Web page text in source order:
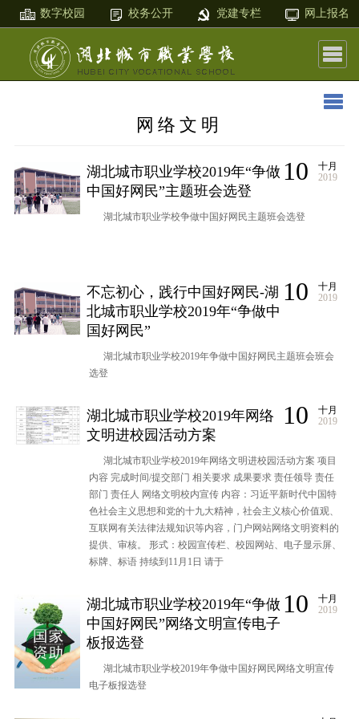
数字校园 校务公开 党建专栏 网上报名
网络文明
10
十月
2019
湖北城市职业学校2019年“争做
中国好网民”主题班会选登
湖北城市职业学校争做中国好网民主题班会选登
10
十月
2019
不忘初心，践行中国好网民-湖
北城市职业学校2019年“争做中
国好网民”
湖北城市职业学校2019年争做中国好网民主题班会班会
选登
10
十月
2019
湖北城市职业学校2019年网络
文明进校园活动方案
湖北城市职业学校2019年网络文明进校园活动方案 项目
内容 完成时间/提交部门 相关要求 成果要求 责任领导 责任
部门 责任人 网络文明校内宣传 内容：习近平新时代中国特
色社会主义思想和党的十九大精神，社会主义核心价值观、
互联网有关法律法规知识等内容，门户网站网络文明资料的
提供、审核。 形式：校园宣传栏、校园网站、电子显示屏、
标牌、标语 持续到11月1日 请于
10
十月
2019
湖北城市职业学校2019年“争做
中国好网民”网络文明宣传电子
板报选登
湖北城市职业学校2019年争做中国好网民网络文明宣传
电子板报选登